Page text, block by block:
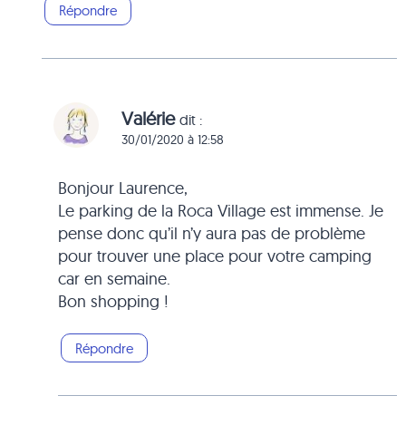
Répondre
Valérie dit :
30/01/2020 à 12:58
Bonjour Laurence,
Le parking de la Roca Village est immense. Je
pense donc qu’il n’y aura pas de problème
pour trouver une place pour votre camping
car en semaine.
Bon shopping !
Répondre